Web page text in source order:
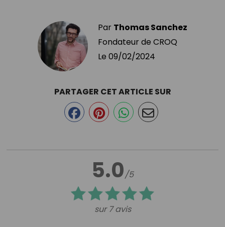
Par Thomas Sanchez
Fondateur de CROQ
Le 09/02/2024
5.0/5
sur 7 avis
PARTAGER CET ARTICLE SUR